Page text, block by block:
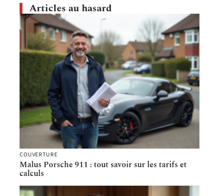
Articles au hasard
COUVERTURE
Malus Porsche 911 : tout savoir sur les tarifs et
calculs